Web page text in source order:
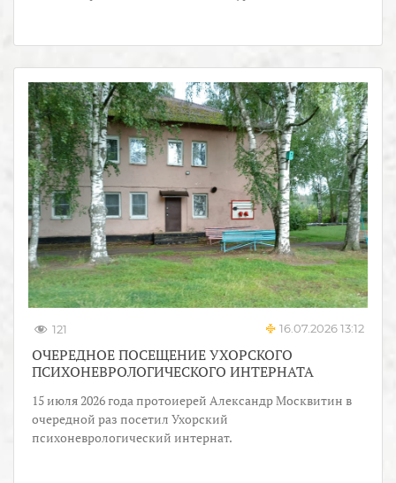
121 16.07.2026 13:12
ОЧЕРЕДНОЕ ПОСЕЩЕНИЕ УХОРСКОГО
ПСИХОНЕВРОЛОГИЧЕСКОГО ИНТЕРНАТА
15 июля 2026 года протоиерей Александр Москвитин в
очередной раз посетил Ухорский
психоневрологический интернат.